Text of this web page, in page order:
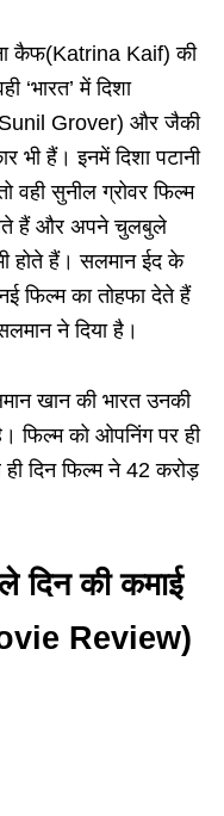
कैफ(Katrina Kaif) की
‘भारत’ में दिशा
Grover) और जैकी
हैं। इनमें दिशा पटानी
वही सुनील ग्रोवर फिल्म
हैं और अपने चुलबुले
होते हैं। सलमान ईद के
फिल्म का तोहफा देते हैं
ने दिया है।
खान की भारत उनकी
फिल्म को ओपनिंग पर ही
ही दिन फिल्म ने 42 करोड़
दिन की कमाई
Review)